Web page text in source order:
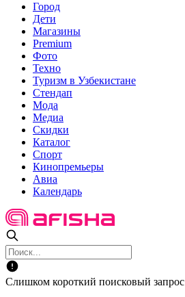
Город
Дети
Магазины
Premium
Фото
Техно
Туризм в Узбекистане
Стендап
Мода
Медиа
Скидки
Каталог
Спорт
Кинопремьеры
Авиа
Календарь
Слишком короткий поисковый запрос